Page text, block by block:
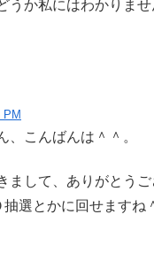
うか私にはわかりませ
PM
、こんばんは＾＾。
まして、ありがとうご
選とかに回せますね